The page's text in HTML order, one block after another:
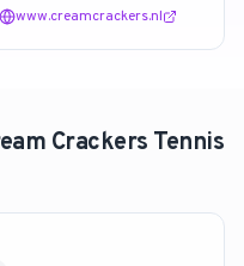
www.creamcrackers.nl
Crackers Tennis